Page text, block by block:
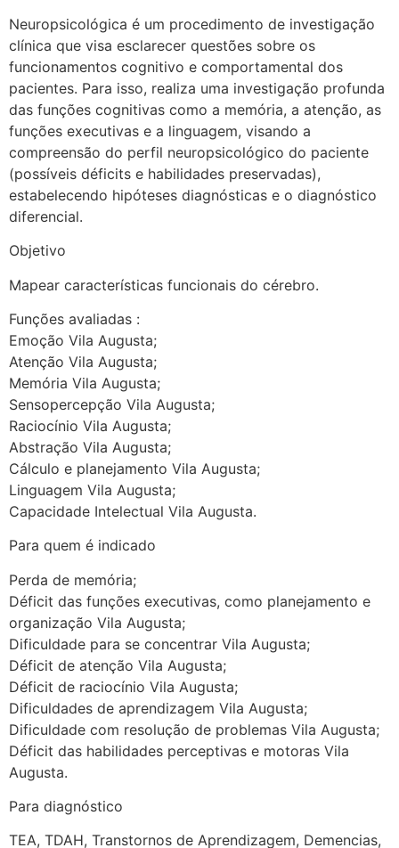
Neuropsicológica é um procedimento de investigação
clínica que visa esclarecer questões sobre os
funcionamentos cognitivo e comportamental dos
pacientes. Para isso, realiza uma investigação profunda
das funções cognitivas como a memória, a atenção, as
funções executivas e a linguagem, visando a
compreensão do perfil neuropsicológico do paciente
(possíveis déficits e habilidades preservadas),
estabelecendo hipóteses diagnósticas e o diagnóstico
diferencial.
Objetivo
Mapear características funcionais do cérebro.
Funções avaliadas :
Emoção Vila Augusta;
Atenção Vila Augusta;
Memória Vila Augusta;
Sensopercepção Vila Augusta;
Raciocínio Vila Augusta;
Abstração Vila Augusta;
Cálculo e planejamento Vila Augusta;
Linguagem Vila Augusta;
Capacidade Intelectual Vila Augusta.
Para quem é indicado
Perda de memória;
Déficit das funções executivas, como planejamento e
organização Vila Augusta;
Dificuldade para se concentrar Vila Augusta;
Déficit de atenção Vila Augusta;
Déficit de raciocínio Vila Augusta;
Dificuldades de aprendizagem Vila Augusta;
Dificuldade com resolução de problemas Vila Augusta;
Déficit das habilidades perceptivas e motoras Vila
Augusta.
Para diagnóstico
TEA, TDAH, Transtornos de Aprendizagem, Demencias,